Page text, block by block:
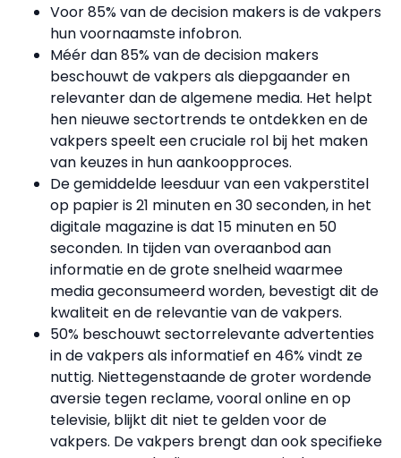
Voor 85% van de decision makers is de vakpers
hun voornaamste infobron.
Méér dan 85% van de decision makers
beschouwt de vakpers als diepgaander en
relevanter dan de algemene media. Het helpt
hen nieuwe sectortrends te ontdekken en de
vakpers speelt een cruciale rol bij het maken
van keuzes in hun aankoopproces.
De gemiddelde leesduur van een vakperstitel
op papier is 21 minuten en 30 seconden, in het
digitale magazine is dat 15 minuten en 50
seconden. In tijden van overaanbod aan
informatie en de grote snelheid waarmee
media geconsumeerd worden, bevestigt dit de
kwaliteit en de relevantie van de vakpers.
50% beschouwt sectorrelevante advertenties
in de vakpers als informatief en 46% vindt ze
nuttig. Niettegenstaande de groter wordende
aversie tegen reclame, vooral online en op
televisie, blijkt dit niet te gelden voor de
vakpers. De vakpers brengt dan ook specifieke